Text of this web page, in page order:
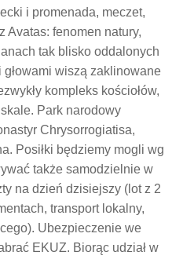
i promenada, meczet,
Avatas: fenomen natury,
tak blisko oddalonych
wiszą zaklinowane
kompleks kościołów,
Park narodowy
Chrysorrogiatisa,
Posiłki będziemy mogli wg
także samodzielnie w
na dzień dzisiejszy (lot z 2
transport lokalny,
Ubezpieczenie we
EKUZ. Biorąc udział w